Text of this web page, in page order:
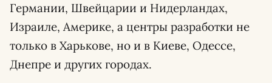
Германии, Швейцарии и Нидерландах,
Израиле, Америке, а центры разработки не
только в Харькове, но и в Киеве, Одессе,
Днепре и других городах.